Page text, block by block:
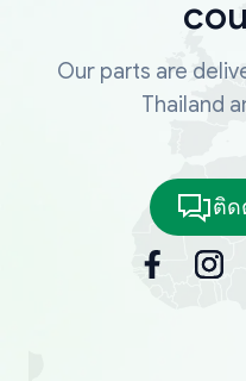
Our parts are
Thailand
ติด